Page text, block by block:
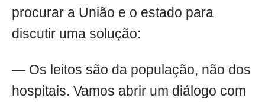
procurar a União e o estado para
discutir uma solução:
— Os leitos são da população, não dos
hospitais. Vamos abrir um diálogo com